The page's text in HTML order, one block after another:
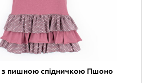
з пишною спідничкою Пшоно